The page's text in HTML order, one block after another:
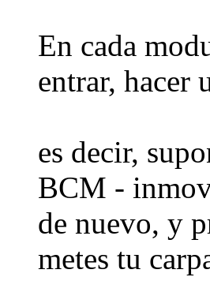
En cada
entrar, hacer
es decir,
BCM -
de nuevo, y
metes tu